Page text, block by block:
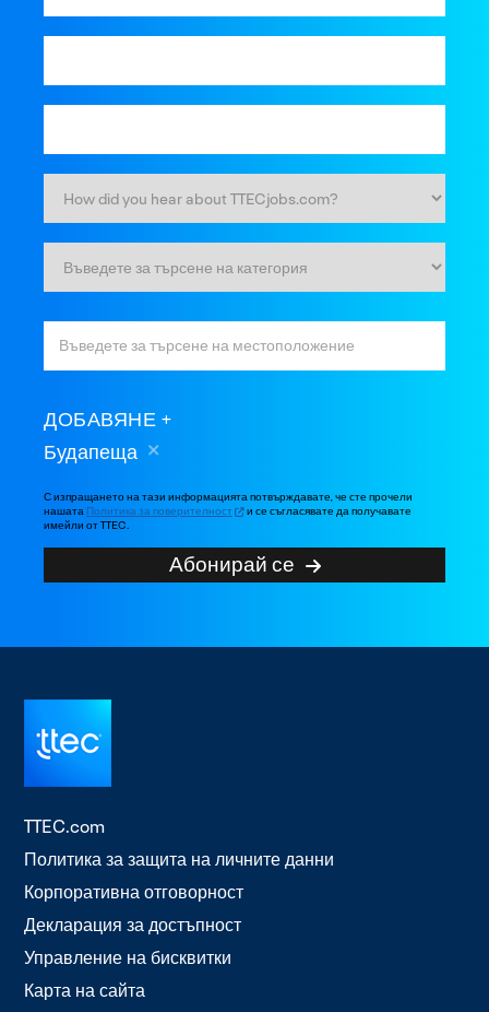
ДОБАВЯНЕ
Будапеща
С изпращането на тази информацията потвърждавате, че сте прочели
нашата Политика за поверителност
и се съгласявате да получавате
имейли от TTEC.
Абонирай се
TTEC.com
Политика за защита на личните данни
Корпоративна отговорност
Декларация за достъпност
Управление на бисквитки
Карта на сайта